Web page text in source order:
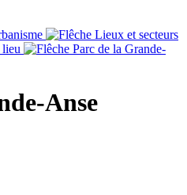
Lieux et secteurs
Parc de la Grande-
Anse